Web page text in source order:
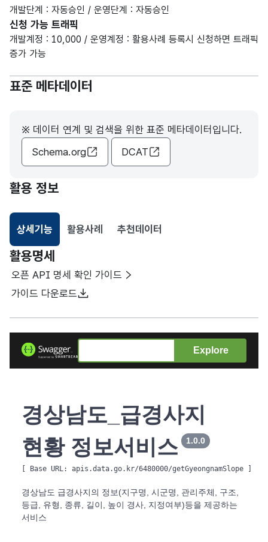
개발단계 : 자동승인 / 운영단계 : 자동승인
신청 가능 트래픽
개발계정 : 10,000 / 운영계정 : 활용사례 등록시 신청하면 트래픽
증가 가능
표준 메타데이터
※ 데이터 연계 및 검색을 위한 표준 메타데이터입니다.
Schema.org
DCAT
활용 정보
상세기능
선택됨
활용사례 추천데이터
활용명세
오픈 API 명세 확인 가이드
가이드 다운로드
Explore
경상남도_급경사지
현황 정보서비스
1.0.0
[ Base URL: apis.data.go.kr/6480000/getGyeongnamSlope
경상남도 급경사지의 정보(지구명, 시군명, 관리주체, 구조,
등급, 유형, 종류, 길이, 높이 경사, 지정여부)등을 제공하는
서비스